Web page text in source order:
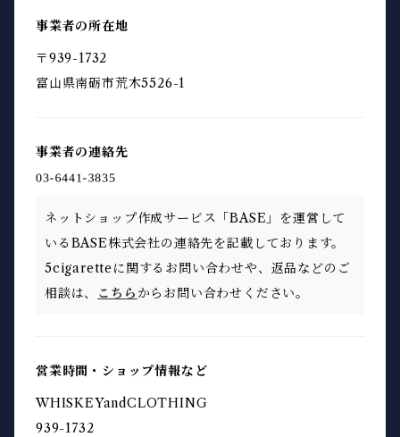
事業者の所在地
〒939-1732
富山県南砺市荒木5526-1
事業者の連絡先
ネットショップ作成サービス「BASE」を運営して
いるBASE株式会社の連絡先を記載しております。
5cigaretteに関するお問い合わせや、返品などのご
相談は、 こちら からお問い合わせください。
営業時間・ショップ情報など
WHISKEYandCLOTHING
939-1732